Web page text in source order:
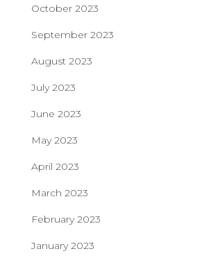
October 2023
September 2023
August 2023
July 2023
June 2023
May 2023
April 2023
March 2023
February 2023
January 2023